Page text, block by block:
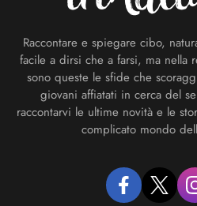
Raccontare e spiegare cibo,
facile a dirsi che a farsi, ma nella
sono queste le sfide che
giovani affiatati in cerca del
raccontarvi le ultime novità e le
complicato mondo
facebooktwitter